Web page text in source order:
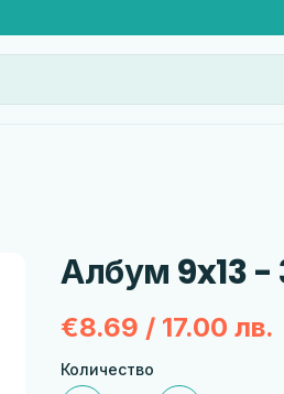
Албум 9x13 -
€8.69 / 17.00 лв.
Количество